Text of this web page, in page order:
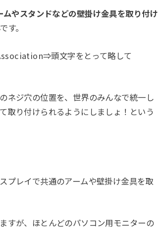
やスタンドなどの壁掛け金具を取り付け
す。
頭文字をとって略して
ネジ穴の位置を、世界のみんなで統一し
取り付けられるようにしましょ！という
プレイで共通のアームや壁掛け金具を取
すが、ほとんどのパソコン用モニターの